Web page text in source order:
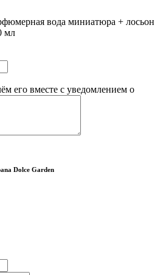
вода миниатюра + лосьон
мл
его вместе с уведомлением о
Dolce Garden